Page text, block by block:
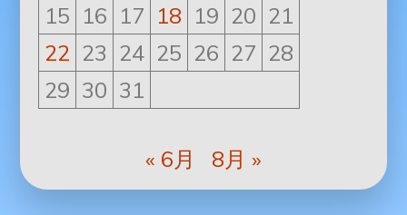
15 16 17 18 19 20 21
22 23 24 25 26 27 28
29 30 31
« 6月 8月 »